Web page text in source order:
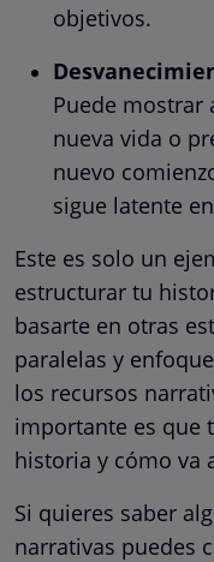
objetivos.
Puede mostrar
nueva vida o
nuevo
sigue latente
Este es solo un
estructurar tu
basarte en otras
paralelas y
los recursos
importante es que
historia y cómo va
Si quieres saber
narrativas puedes